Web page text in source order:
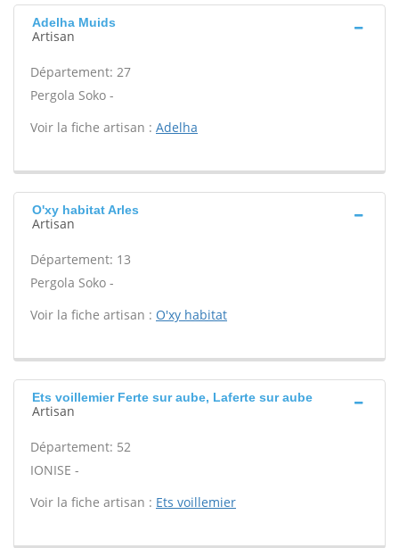
Adelha Muids
Artisan
Département: 27
Pergola Soko -
Voir la fiche artisan : Adelha
O'xy habitat Arles
Artisan
Département: 13
Pergola Soko -
Voir la fiche artisan : O'xy habitat
Ets voillemier Ferte sur aube, Laferte sur aube
Artisan
Département: 52
IONISE -
Voir la fiche artisan : Ets voillemier